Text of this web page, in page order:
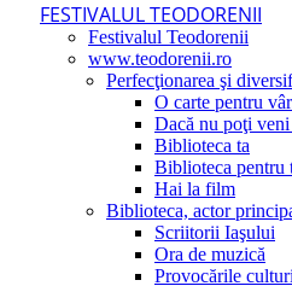
FESTIVALUL TEODORENII
Festivalul Teodorenii
www.teodorenii.ro
Perfecţionarea şi
O carte pentru
Dacă nu poţi
Biblioteca ta
Biblioteca pentru
Hai la film
Biblioteca, actor
Scriitorii Iaşului
Ora de muzică
Provocările